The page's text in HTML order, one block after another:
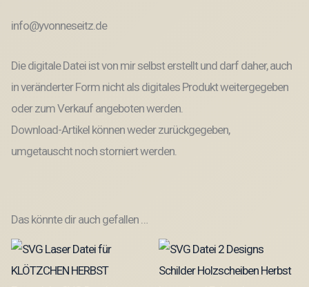
info@yvonneseitz.de
Die digitale Datei ist von mir selbst erstellt und darf daher, auch
in veränderter Form nicht als digitales Produkt weitergegeben
oder zum Verkauf angeboten werden.
Download-Artikel können weder zurückgegeben,
umgetauscht noch storniert werden.
Das könnte dir auch gefallen …